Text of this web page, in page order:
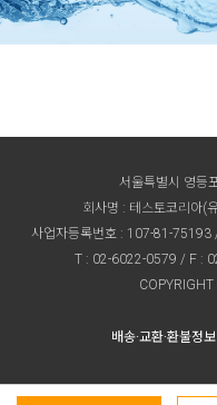
서울특별시 영등
회사명 : 테스토코리아(
사업자등록번호 : 107-81-
T : 02-6022-0579 / F :
배송·교환·환불정보